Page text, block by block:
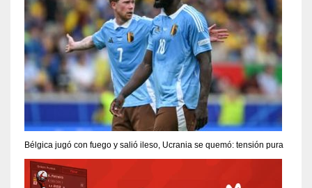
Bélgica jugó con fuego y salió ileso, Ucrania se quemó: tensión pura